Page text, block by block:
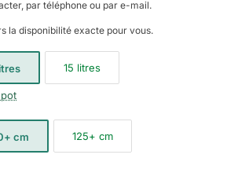
par téléphone ou par e-mail.
la disponibilité exacte pour vous.
15 litres
cm 125+ cm